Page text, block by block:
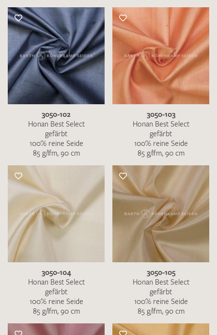
3050-102
Honan Best Select
gefärbt
100% reine Seide
85 g/lfm, 90 cm
3050-103
Honan Best Select
gefärbt
100% reine Seide
85 g/lfm, 90 cm
3050-104
Honan Best Select
gefärbt
100% reine Seide
85 g/lfm, 90 cm
3050-105
Honan Best Select
gefärbt
100% reine Seide
85 g/lfm, 90 cm